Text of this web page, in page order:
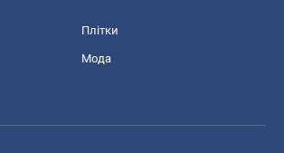
Плітки
Мода